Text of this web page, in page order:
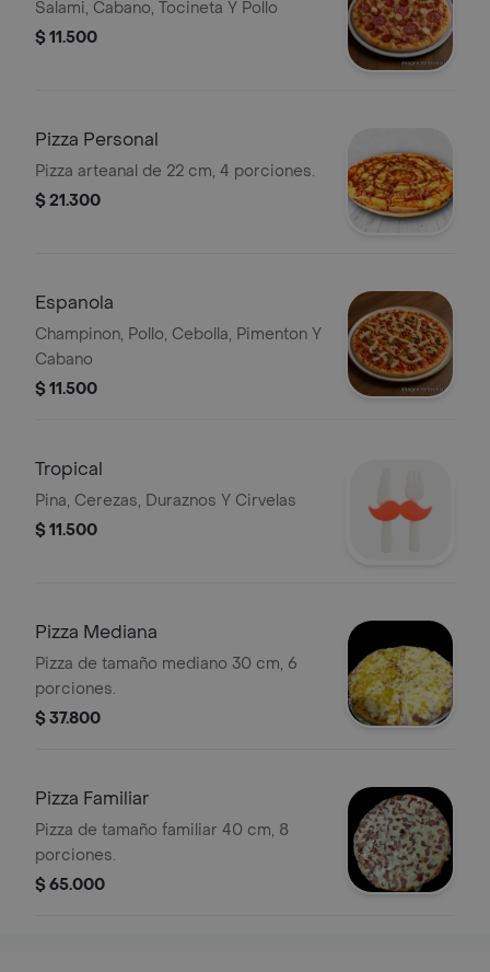
Salami, Cabano, Tocineta Y Pollo
$ 11.500
Pizza Personal
Pizza arteanal de 22 cm, 4 porciones.
$ 21.300
Espanola
Champinon, Pollo, Cebolla, Pimenton Y
Cabano
$ 11.500
Tropical
Pina, Cerezas, Duraznos Y Cirvelas
$ 11.500
Pizza Mediana
Pizza de tamaño mediano 30 cm, 6
porciones.
$ 37.800
Pizza Familiar
Pizza de tamaño familiar 40 cm, 8
porciones.
$ 65.000